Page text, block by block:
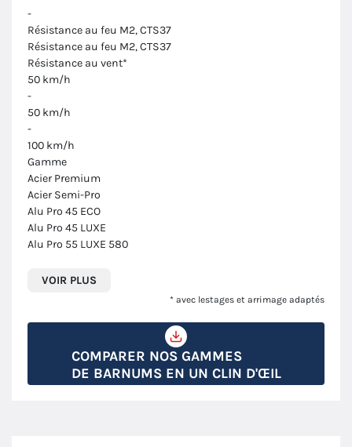
-
Résistance au feu M2, CTS37
Résistance au feu M2, CTS37
Résistance au vent*
50 km/h
-
50 km/h
-
100 km/h
Gamme
Acier Premium
Acier Semi-Pro
Alu Pro 45 ECO
Alu Pro 45 LUXE
Alu Pro 55 LUXE 580
VOIR PLUS
* avec lestages et arrimage adaptés
COMPARER NOS GAMMES
DE BARNUMS EN UN CLIN D'ŒIL